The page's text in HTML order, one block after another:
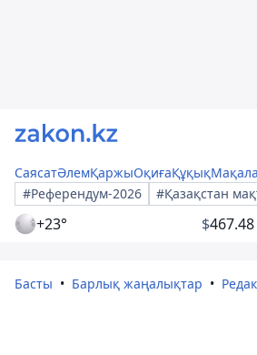
СаясатӘлемҚаржыОқиғаҚұқық
#Референдум-2026
#Қазақстан
+23° $467.48
Басты Барлық жаңалықтар